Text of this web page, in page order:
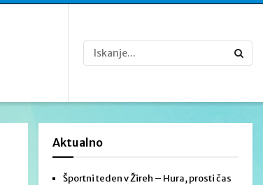
Aktualno
Športni teden v Žireh – Hura, prosti čas